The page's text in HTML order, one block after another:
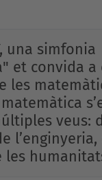
una simfonia
et convida a
les
veus:
l’enginyeria,
les